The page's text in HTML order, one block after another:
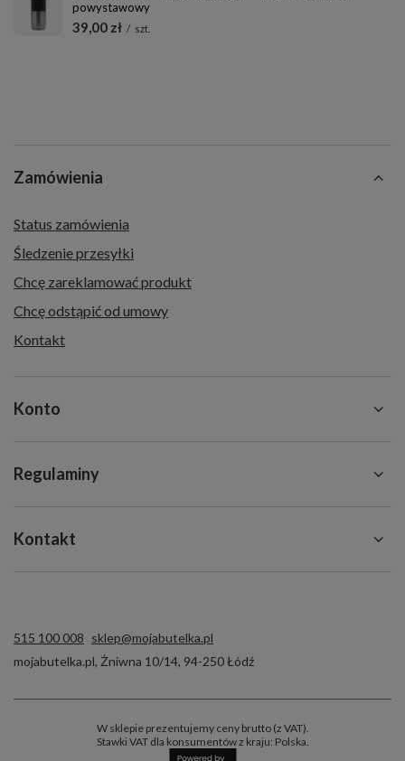
powystawowy
39,00 zł / szt.
Zamówienia
Status zamówienia
Śledzenie przesyłki
Chcę zareklamować produkt
Chcę odstąpić od umowy
Kontakt
Konto
Regulaminy
Kontakt
515 100 008 sklep@mojabutelka.pl
mojabutelka.pl, Żniwna 10/14, 94-250Łódź
W sklepie prezentujemy ceny brutto (z VAT).
Stawki VAT dla konsumentów z kraju: Polska.